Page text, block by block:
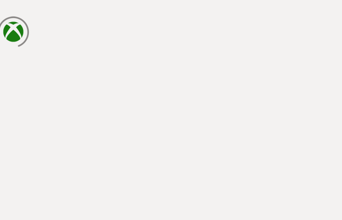
yükleniyor